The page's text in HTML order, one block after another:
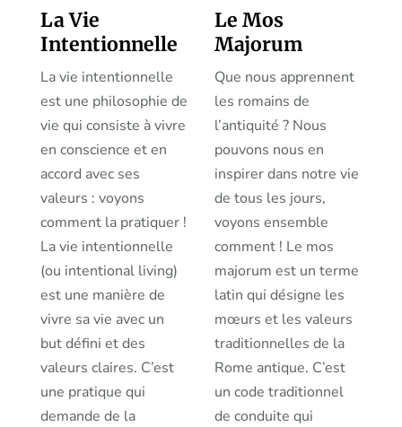
La Vie
Intentionnelle
La vie intentionnelle
est une philosophie de
vie qui consiste à vivre
en conscience et en
accord avec ses
valeurs : voyons
comment la pratiquer !
La vie intentionnelle
(ou intentional living)
est une manière de
vivre sa vie avec un
but défini et des
valeurs claires. C’est
une pratique qui
demande de la
Le Mos
Majorum
Que nous apprennent
les romains de
l’antiquité ? Nous
pouvons nous en
inspirer dans notre vie
de tous les jours,
voyons ensemble
comment ! Le mos
majorum est un terme
latin qui désigne les
mœurs et les valeurs
traditionnelles de la
Rome antique. C’est
un code traditionnel
de conduite qui